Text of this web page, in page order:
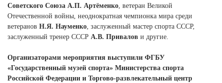
Челябинская область (2)
Ямало-Ненецкий автономный округ (1)
Ярославская область (1)
Советского Союза А.П. Артёменко, ветеран Великой
Отечественной войны, неоднократная чемпионка мира среди
ветеранов Н.Я. Науменко, заслуженный мастер спорта СССР,
заслуженный тренер СССР А.В. Привалов и другие.
Организаторами мероприятия выступили ФГБУ
«Государственный музей спорта» Министерства спорта
Российской Федерации и Торгово-развлекательный центр